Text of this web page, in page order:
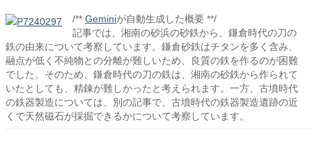
/** Geminiが自動生成した概要 **/
記事では、湘南の砂浜の砂鉄から、鎌倉時代の刀の
鉄の由来について考察しています。鎌倉砂鉄はチタンを多く含み、
融点が低く不純物との分離が難しいため、良質の鉄を作るのが困難
でした。そのため、鎌倉時代の刀の鉄は、湘南の砂鉄から作られて
いたとしても、精錬が難しかったと考えられます。一方、古墳時代
の鉄器製造については、別の記事で、古墳時代の鉄器製造遺跡の近
くで天然磁石が採掘できるかについて考察しています。